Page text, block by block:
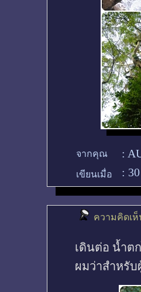
จากคุณ :
เขียนเมื่อ :
ความคิดเห็
เดินต่อ น้ำต
ผมว่าสำหรั